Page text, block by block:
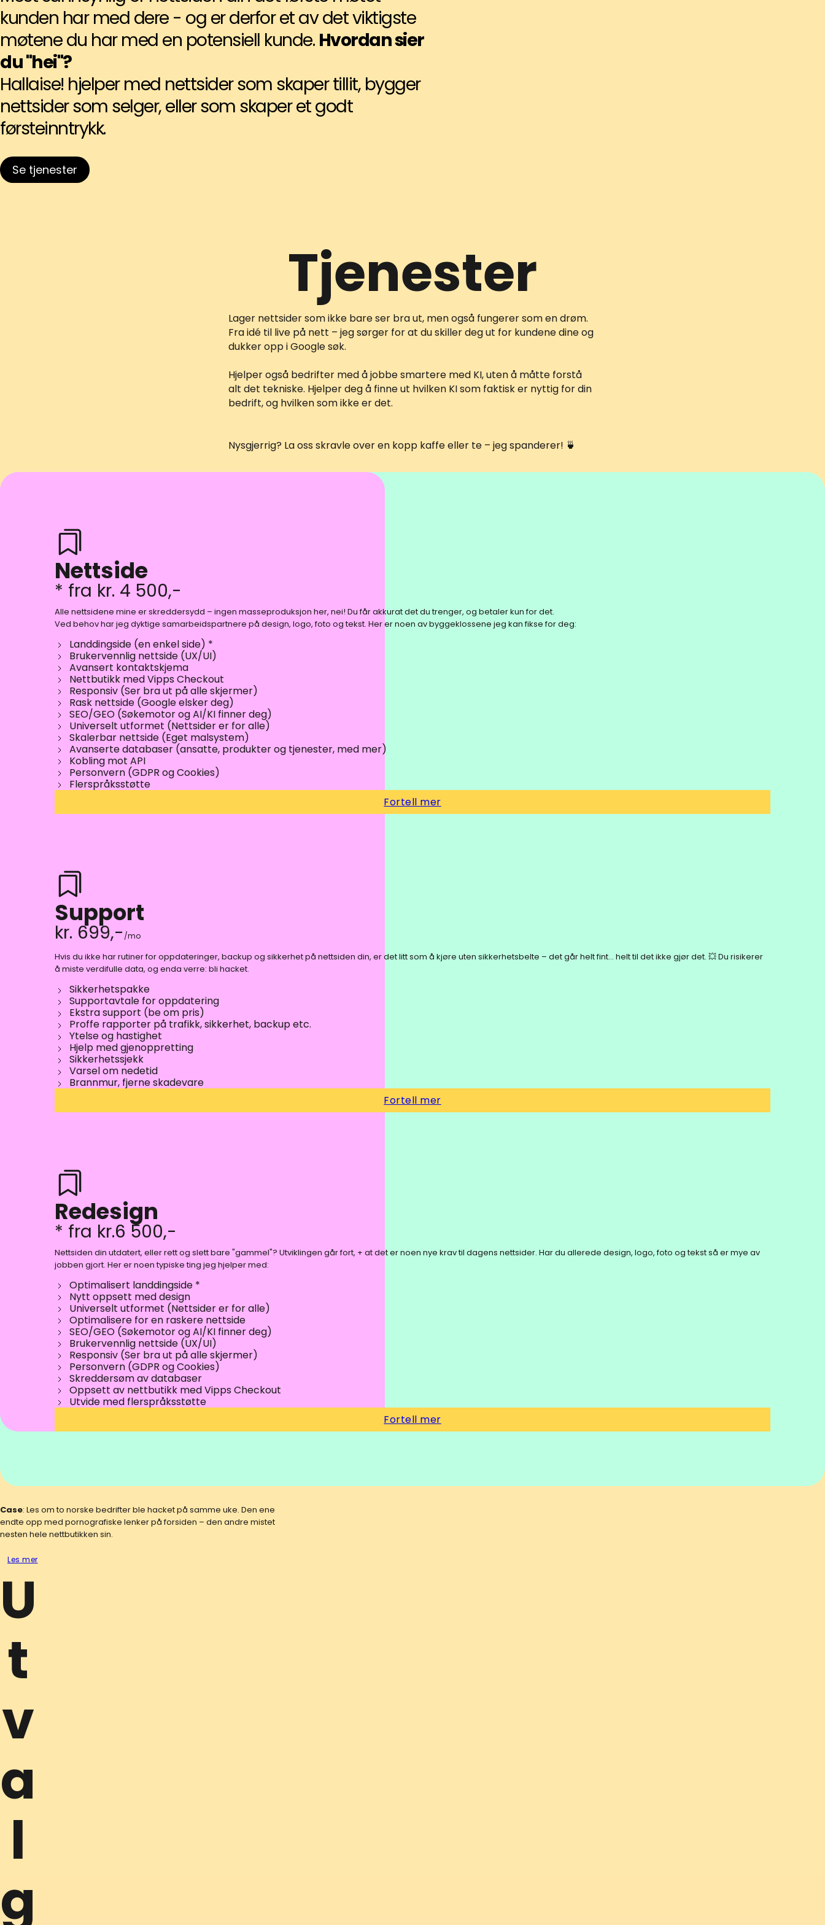
kunden har med dere - og er derfor et av det viktigste
møtene du har med en potensiell kunde. Hvordan sier
du "hei"?
Hallaise! hjelper med nettsider som skaper tillit, bygger
nettsider som selger, eller som skaper et godt
førsteinntrykk.
Se tjenester
Tjenester
Lager nettsider som ikke bare ser bra ut, men også fungerer som en drøm.
Fra idé til live på nett – jeg sørger for at du skiller deg ut for kundene dine og
dukker opp i Google søk.
Hjelper også bedrifter med å jobbe smartere med KI, uten å måtte forstå
alt det tekniske. Hjelper deg å finne ut hvilken KI som faktisk er nyttig for din
bedrift, og hvilken som ikke er det.
Nysgjerrig? La oss skravle over en kopp kaffe eller te – jeg spanderer! 🍵
Nettside
* fra kr. 4 500,-
Alle nettsidene mine er skreddersydd – ingen masseproduksjon her, nei! Du får akkurat det du trenger, og betaler kun for det.
Ved behov har jeg dyktige samarbeidspartnere på design, logo, foto og tekst. Her er noen av byggeklossene jeg kan fikse for deg:
Landdingside (en enkel side) *
Brukervennlig nettside (UX/UI)
Avansert kontaktskjema
Nettbutikk med Vipps Checkout
Responsiv (Ser bra ut på alle skjermer)
Rask nettside (Google elsker deg)
SEO/GEO (Søkemotor og AI/KI finner deg)
Universelt utformet (Nettsider er for alle)
Skalerbar nettside (Eget malsystem)
Avanserte databaser (ansatte, produkter og tjenester, med mer)
Kobling mot API
Personvern (GDPR og Cookies)
Flerspråksstøtte
Fortell mer
Support
kr. 699,- mo
Hvis du ikke har rutiner for oppdateringer, backup og sikkerhet på nettsiden din, er det litt som å kjøre uten sikkerhetsbelte – det går helt fint… helt til det ikke gjør det. 💥 Du risikerer
å miste verdifulle data, og enda verre: bli hacket.
Sikkerhetspakke
Supportavtale for oppdatering
Ekstra support (be om pris)
Proffe rapporter på trafikk, sikkerhet, backup etc.
Ytelse og hastighet
Hjelp med gjenoppretting
Sikkerhetssjekk
Varsel om nedetid
Brannmur, fjerne skadevare
Fortell mer
Redesign
* fra kr.6 500,-
Nettsiden din utdatert, eller rett og slett bare "gammel"? Utviklingen går fort, + at det er noen nye krav til dagens nettsider. Har du allerede design, logo, foto og tekst så er mye av
jobben gjort. Her er noen typiske ting jeg hjelper med:
Optimalisert landdingside *
Nytt oppsett med design
Universelt utformet (Nettsider er for alle)
Optimalisere for en raskere nettside
SEO/GEO (Søkemotor og AI/KI finner deg)
Brukervennlig nettside (UX/UI)
Responsiv (Ser bra ut på alle skjermer)
Personvern (GDPR og Cookies)
Skreddersøm av databaser
Oppsett av nettbutikk med Vipps Checkout
Utvide med flerspråksstøtte
Fortell mer
Case: Les om to norske bedrifter ble hacket på samme uke. Den ene
endte opp med pornografiske lenker på forsiden – den andre mistet
nesten hele nettbutikken sin.
Les mer
U
t
v
a
l
g